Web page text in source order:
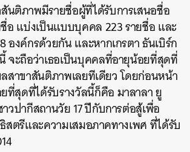
นติภาพมีรายชื่อผู้ที่ได้รับการเสนอชื่อ
อ แบ่งเป็นแบบบุคคล 223รายชื่อและ
องค์กรด้วยกันและหากเกรตาธันเบิร์ก
จะถือว่าเธอเป็นบุคคลที่อายุน้อยที่สุดที่
สาขาสันติภาพเลยทีเดียวโดยก่อนหน้า
สุดที่ได้รับรางวัลนี้ก็คือมาลาลายู
าวปากีสถานวัย17ปีกับการต่อสู้เพื่อ
สตรีและความเสมอภาคทางเพศที่ได้รับ